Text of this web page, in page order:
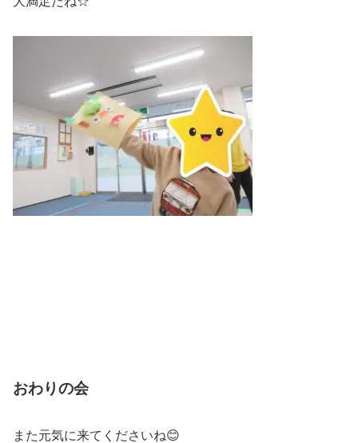
おわりの会
また元気に来てくださいね😊